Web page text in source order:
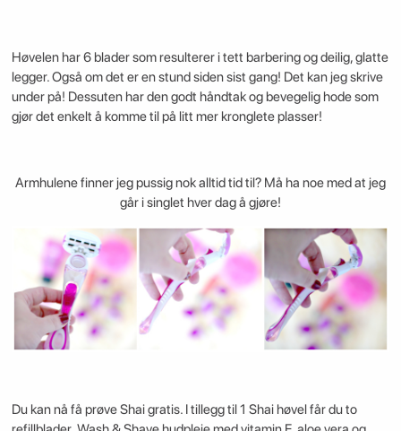
Høvelen har 6 blader som resulterer i tett barbering og deilig, glatte
legger. Også om det er en stund siden sist gang! Det kan jeg skrive
under på! Dessuten har den godt håndtak og bevegelig hode som
gjør det enkelt å komme til på litt mer kronglete plasser!
Armhulene finner jeg pussig nok alltid tid til? Må ha noe med at jeg
går i singlet hver dag å gjøre!
Du kan nå få prøve Shai gratis. I tillegg til 1 Shai høvel får du to